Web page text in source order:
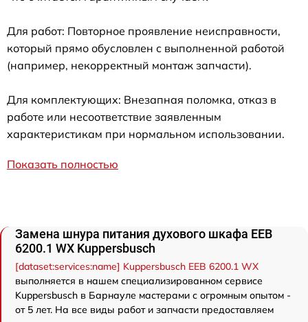
Для работ: Повторное проявление неисправности,
который прямо обусловлен с выполненной работой
(например, некорректный монтаж запчасти).
Для комплектующих: Внезапная поломка, отказ в
работе или несоответствие заявленным
характеристикам при нормальном использовании.
Показать полностью
Замена шнура питания духового шкафа EEB
6200.1 WX Kuppersbusch
[dataset:services:name] Kuppersbusch EEB 6200.1 WX
выполняется в нашем специализированном сервисе
Kuppersbusch в Барнауле мастерами с огромным опытом -
от 5 лет. На все виды работ и запчасти предоставляем